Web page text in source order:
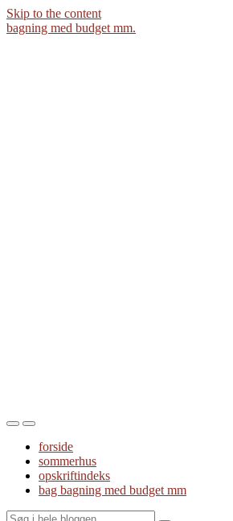
Skip to the content
bagning med budget mm.
Toggle
mobile
menu
Toggle
the
search
field
forside
sommerhus
opskriftindeks
bag bagning med budget mm